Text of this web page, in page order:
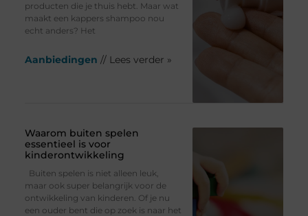
producten die je thuis hebt. Maar wat
maakt een kappers shampoo nou
echt anders? Het
Aanbiedingen // Lees verder »
Waarom buiten spelen
essentieel is voor
kinderontwikkeling
Buiten spelen is niet alleen leuk,
maar ook super belangrijk voor de
ontwikkeling van kinderen. Of je nu
een ouder bent die op zoek is naar het